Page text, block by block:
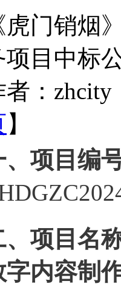
虎门销烟
项目中标
者：
】
、项目编
、项目名
字内容制